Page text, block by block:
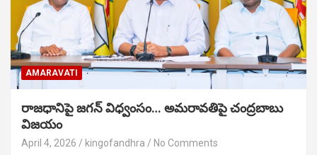
AMARAVATI
రాజధానిపై జగన్ విధ్వంసం… అమరావతిపై చంద్రబాబు
విజయం
April 4, 2026 kingofandhra No Comments